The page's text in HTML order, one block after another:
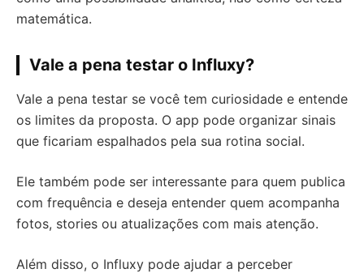
matemática.
Vale a pena testar o Influxy?
Vale a pena testar se você tem curiosidade e entende
os limites da proposta. O app pode organizar sinais
que ficariam espalhados pela sua rotina social.
Ele também pode ser interessante para quem publica
com frequência e deseja entender quem acompanha
fotos, stories ou atualizações com mais atenção.
Além disso, o Influxy pode ajudar a perceber